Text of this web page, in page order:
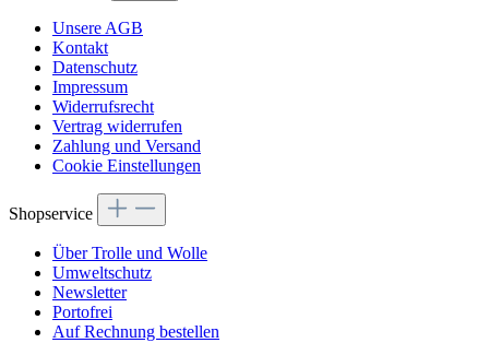
Unsere AGB
Kontakt
Datenschutz
Impressum
Widerrufsrecht
Vertrag widerrufen
Zahlung und Versand
Cookie Einstellungen
Shopservice
Über Trolle und Wolle
Umweltschutz
Newsletter
Portofrei
Auf Rechnung bestellen